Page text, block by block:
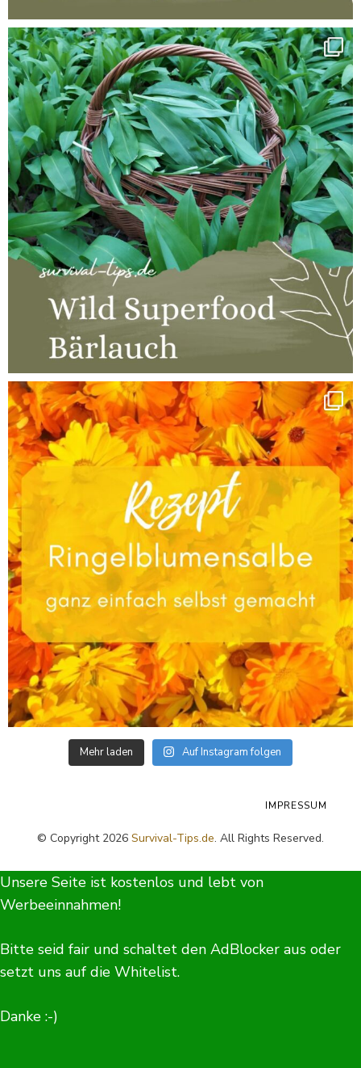
Mehr laden Auf Instagram folgen
© Copyright 2026 Survival-Tips.de. All Rights Reserved.
IMPRESSUM
Unsere Seite ist kostenlos und lebt von
Werbeeinnahmen!
Bitte seid fair und schaltet den AdBlocker aus oder
setzt uns auf die Whitelist.
Danke :-)